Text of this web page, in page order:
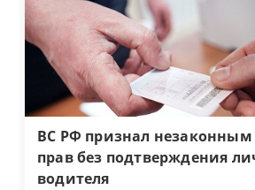
ВС РФ признал
прав без подтверждения
водителя